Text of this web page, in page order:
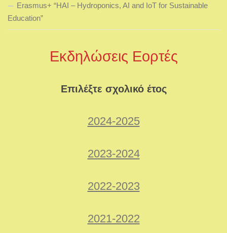
Erasmus+ “HAI – Hydroponics, AI and IoT for Sustainable
Education”
Εκδηλώσεις Εορτές
Επιλέξτε σχολικό έτος
2024-2025
2023-2024
2022-2023
2021-2022